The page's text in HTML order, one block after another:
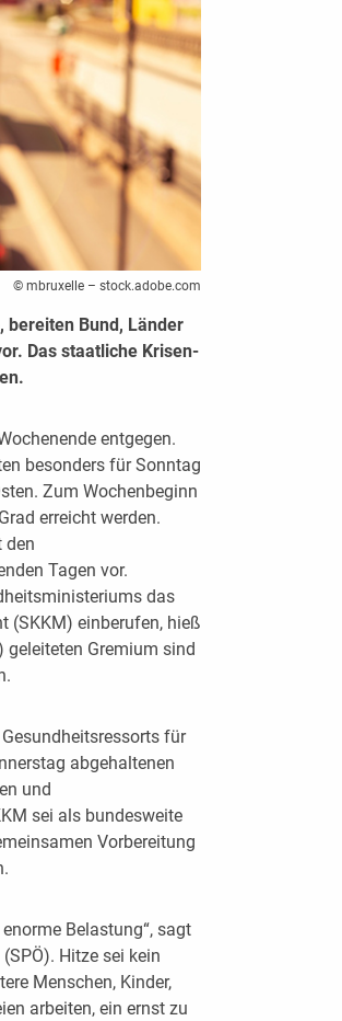
© mbruxelle – stock.adobe.com
bereiten Bund, Länder
Das staatliche Krisen-
entgegen.
besonders für Sonntag
Zum Wochenbeginn
erreicht werden.
den
Tagen vor.
das
(SKKM) einberufen, hieß
Gremium sind
für
abgehaltenen
und
sei als bundesweite
Vorbereitung
Belastung“, sagt
Hitze sei kein
Menschen, Kinder,
arbeiten, ein ernst zu